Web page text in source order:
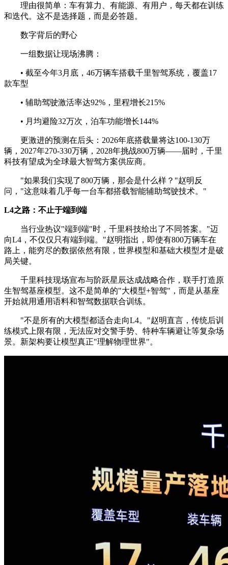
理由很简单：车有算力、有能源、有用户，每天都在训练
和迭代。这不是选择题，而是必答题。
数字背后的野心
一组数据让现场沸腾：
• 截至今年3月底，46万辆车搭载千里智驾系统，覆盖17
款车型
• 辅助驾驶激活率达92%，里程增长215%
• 月均避险32万次，泊车功能增长144%
更激进的预测在后头：2026年底搭载量将达100-130万
辆，2027年270-330万辆，2028年挑战800万辆——届时，千里
科技有望成为全球最大智驾方案供应商。
"如果我们实现了800万辆，那会是什么样？"赵明反
问，"这意味着几乎每一台车都搭载智能辅助驾驶技术。"
L4之路：不止于端到端
当行业热议"端到端"时，千里科技给出了不同答案。"迈
向L4，不仅仅只有端到端。"赵明指出，即使有800万辆车在
路上，能穷尽的数据依然有限，世界模型和基础大模型才是破
局关键。
千里科技现场宣布与阶跃星辰达成战略合作，联手打造原
生智驾基座模型。这不是简单的"大模型+智驾"，而是从基座
开始就用通用语料和智驾数据联合训练。
"不是所有的大模型都适合走向L4。"赵明直言，传统后训
练模式上限有限，无法应对交警手势、特种车辆避让等复杂场
景。新架构要让模型真正"理解物理世界"。